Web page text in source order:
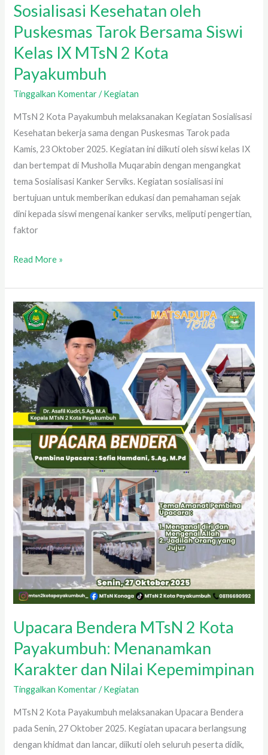
Sosialisasi Kesehatan oleh
Puskesmas Tarok Bersama Siswi
Kelas IX MTsN 2 Kota
Payakumbuh
Tinggalkan Komentar /Kegiatan
MTsN 2 Kota Payakumbuh melaksanakan Kegiatan Sosialisasi
Kesehatan bekerja sama dengan Puskesmas Tarok pada
Kamis, 23 Oktober 2025. Kegiatan ini diikuti oleh siswi kelas IX
dan bertempat di Musholla Muqarabin dengan mengangkat
tema Sosialisasi Kanker Serviks. Kegiatan sosialisasi ini
bertujuan untuk memberikan edukasi dan pemahaman sejak
dini kepada siswi mengenai kanker serviks, meliputi pengertian,
faktor
Read More »
Upacara Bendera MTsN 2 Kota
Payakumbuh: Menanamkan
Karakter dan Nilai Kepemimpinan
Tinggalkan Komentar /Kegiatan
MTsN 2 Kota Payakumbuh melaksanakan Upacara Bendera
pada Senin, 27 Oktober 2025. Kegiatan upacara berlangsung
dengan khidmat dan lancar, diikuti oleh seluruh peserta didik,
Upacara
Bendera
MTsN
2
Kota
Payakumbuh:
Menanamkan
Karakter
dan
Nilai
Kepemimpinan